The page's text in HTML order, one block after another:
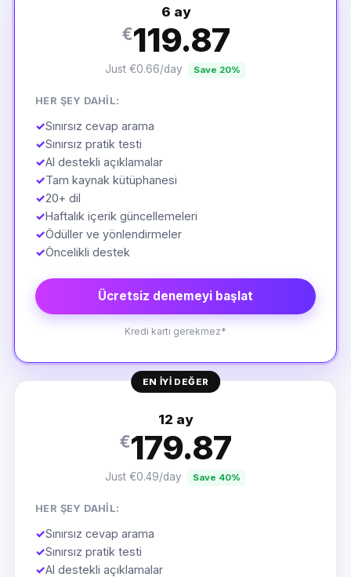
6 ay
€119.87
Just €0.66/day Save 20%
HER ŞEY DAHIL:
✓Sınırsız cevap arama
✓Sınırsız pratik testi
✓AI destekli açıklamalar
✓Tam kaynak kütüphanesi
✓20+ dil
✓Haftalık içerik güncellemeleri
✓Ödüller ve yönlendirmeler
✓Öncelikli destek
Ücretsiz denemeyi başlat
Kredi kartı gerekmez*
EN IYI DEĞER
12 ay
€179.87
Just €0.49/day Save 40%
HER ŞEY DAHIL:
✓Sınırsız cevap arama
✓Sınırsız pratik testi
✓AI destekli açıklamalar